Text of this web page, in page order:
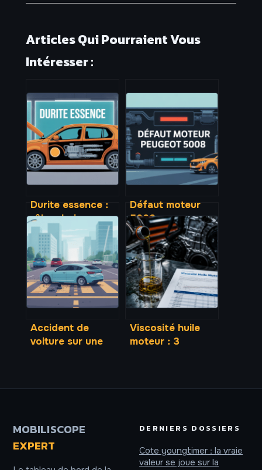
Articles Qui Pourraient Vous
Intéresser :
Durite essence :
rôle, choix,
symptômes
d’usure et
remplacement
Défaut moteur
5008 : causes,
messages
d’alerte et
solutions fiables
Accident de
voiture sur une
Viscosité huile
moteur : 3
MOBILISCOPE
EXPERT
DERNIERS DOSSIERS
Cote youngtimer : la vraie
valeur se joue sur la